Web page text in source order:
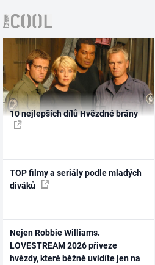
10 nejlepších dílů Hvězdné brány
TOP filmy a seriály podle mladých
diváků
Nejen Robbie Williams.
LOVESTREAM 2026 přiveze
hvězdy, které běžně uvidíte jen na